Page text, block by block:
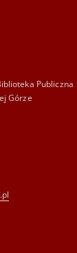
Publiczna
Górze